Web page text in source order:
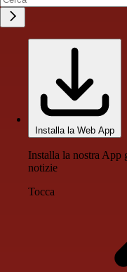
Installa la Web App
Installa la nostra App
notizie
Tocca